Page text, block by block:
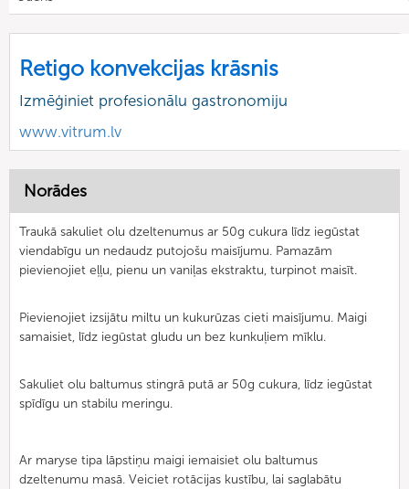
Retigo konvekcijas krāsnis
Izmēģiniet profesionālu gastronomiju
www.vitrum.lv
Norādes
Traukā sakuliet olu dzeltenumus ar 50g cukura līdz iegūstat
viendabīgu un nedaudz putojošu maisījumu. Pamazām
pievienojiet eļļu, pienu un vaniļas ekstraktu, turpinot maisīt.
Pievienojiet izsijātu miltu un kukurūzas cieti maisījumu. Maigi
samaisiet, līdz iegūstat gludu un bez kunkuļiem mīklu.
Sakuliet olu baltumus stingrā putā ar 50g cukura, līdz iegūstat
spīdīgu un stabilu meringu.
Ar maryse tipa lāpstiņu maigi iemaisiet olu baltumus
dzeltenumu masā. Veiciet rotācijas kustību, lai saglabātu